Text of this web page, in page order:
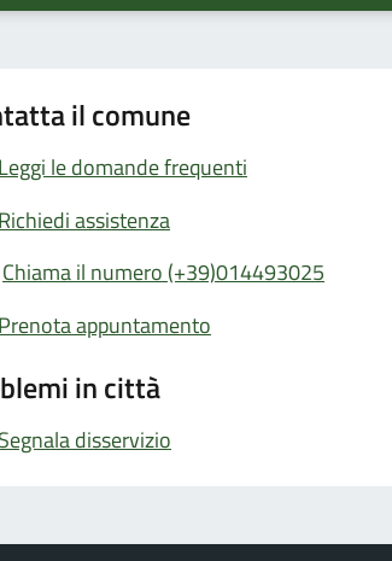
il comune
Leggi le domande frequenti
Richiedi assistenza
Chiama il numero (+39)014493025
Prenota appuntamento
in città
Segnala disservizio